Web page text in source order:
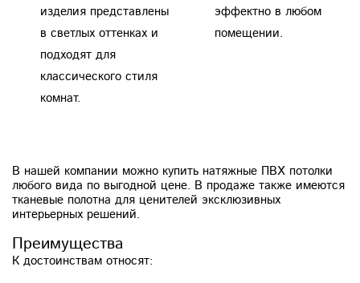
изделия представлены
в светлых оттенках и
подходят для
классического стиля
комнат.
эффектно в любом
помещении.
В нашей компании можно купить натяжные ПВХ потолки
любого вида по выгодной цене. В продаже также имеются
тканевые полотна для ценителей эксклюзивных
интерьерных решений.
Преимущества
К достоинствам относят: